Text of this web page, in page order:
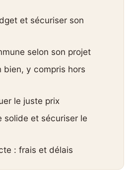
et sécuriser son
selon son projet
bien, y compris hors
le juste prix
solide et sécuriser le
: frais et délais